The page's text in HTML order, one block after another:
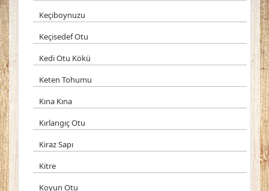
Keçiboynuzu
Keçisedef Otu
Kedi Otu Kökü
Keten Tohumu
Kına Kına
Kırlangıç Otu
Kiraz Sapı
Kitre
Koyun Otu